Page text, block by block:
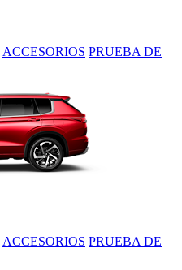
ACCESORIOS PRUEBA DE
ACCESORIOS PRUEBA DE